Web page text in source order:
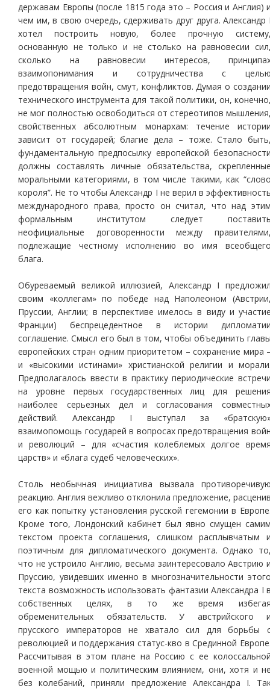
державам Европы (после 1815 года это – Россия и Англия)
чем им, в свою очередь, сдерживать друг друга. Александр
хотел построить новую, более прочную
основанную не только и не столько на равновесии
сколько на равновесии интересов,
взаимопонимания и сотрудничества с
предотвращения войн, смут, конфликтов. Думая о
технического инструмента для такой политики, он,
не мог полностью освободиться от стереотипов
свойственных абсолютным монархам: течение
зависит от государей; благие дела – тоже. Стало
фундаментальную предпосылку европейской
должны составлять личные обязательства,
моральными категориями, в том числе такими, как
короля”. Не то чтобы Александр I не верил в
международного права, просто он считал, что над
формальным институтом следует
неофициальные договоренности между
подлежащие честному исполнению во имя
блага.
Обуреваемый великой иллюзией, Александр I
своим «коллегам» по победе над Наполеоном
Пруссии, Англии; в перспективе имелось в виду и
Франции) беспрецедентное в истории
соглашение. Смысл его был в том, чтобы объединить
европейских стран одним приоритетом – сохранение мира
и «высокими истинами» христианской религии и
Предполагалось ввести в практику периодические
на уровне первых государственных лиц для
наиболее серьезных дел и согласования
действий. Александр I выступал за
взаимопомощь государей в вопросах предотвращения
и революций – для «счастия колеблемых долгое
царств» и «блага судеб человеческих».
Столь необычная инициатива вызвала
реакцию. Англия вежливо отклонила предложение,
его как попытку установления русской гегемонии в
Кроме того, Лондонский кабинет был явно смущен
текстом проекта соглашения, слишком расплывчатым
поэтичным для дипломатического документа. Однако
что не устроило Англию, весьма заинтересовало Австрию
Пруссию, увидевших именно в многозначительности
текста возможность использовать фантазии Александра I
собственных целях, в то же время
обременительных обязательств. У австрийского
прусского императоров не хватало сил для борьбы
революцией и поддержания статус-кво в Срединной
Рассчитывая в этом плане на Россию с ее
военной мощью и политическим влиянием, они, хотя и
без колебаний, приняли предложение Александра I.